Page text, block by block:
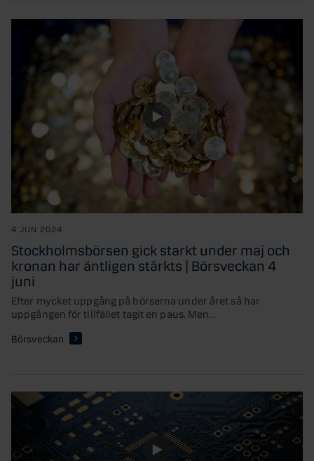
4 JUN 2024
Stockholmsbörsen gick starkt under maj och
kronan har äntligen stärkts | Börsveckan 4
juni
Efter mycket uppgång på börserna under året så har
uppgången för tillfället tagit en paus. Men...
Börsveckan